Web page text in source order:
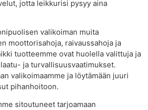
jotta leikkurisi pysyy aina
valikoiman muita
moottorisahoja, raivaussahoja ja
tuotteemme ovat huolella valittuja ja
ja turvallisuusvaatimukset.
valikoimaamme ja löytämään juuri
pihanhoitoon.
sitoutuneet tarjoamaan